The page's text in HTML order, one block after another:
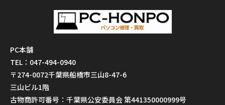
PC本舗
TEL：047-494-0940
〒274-0072千葉県船橋市三山8-47-6
三山ビル1階
古物商許可番号：千葉県公安委員会 第441350000999号